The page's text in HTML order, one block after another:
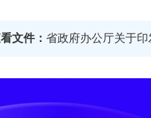
文件： 省政府办公厅关于